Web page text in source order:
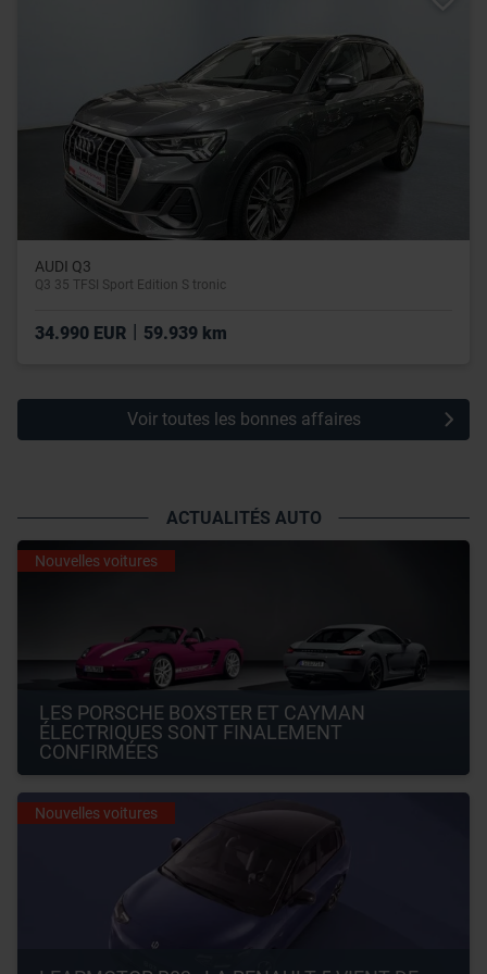
AUDI Q3
Q3 35 TFSI Sport Edition S tronic
34.990 EUR 59.939 km
Voir toutes les bonnes affaires
ACTUALITÉS AUTO
Nouvelles voitures
LES PORSCHE BOXSTER ET CAYMAN
ÉLECTRIQUES SONT FINALEMENT
CONFIRMÉES
Nouvelles voitures